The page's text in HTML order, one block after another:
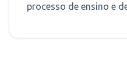
processo de ensino e